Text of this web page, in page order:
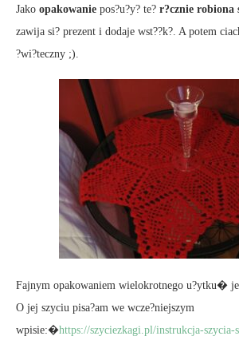
Jako opakowanie pos?u?y? te? r?cznie robiona
zawija si? prezent i dodaje wst??k?. A potem
?wi?teczny ;).
Fajnym opakowaniem wielokrotnego u?ytku�
O jej szyciu pisa?am we wcze?niejszym
wpisie:�https://szyciezkagi.pl/instrukcja-szycia-